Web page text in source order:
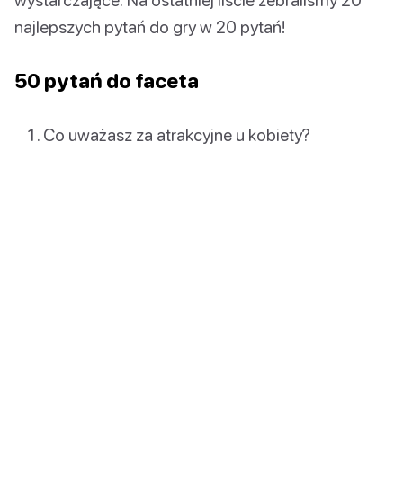
najlepszych pytań do gry w 20 pytań!
50 pytań do faceta
Co uważasz za atrakcyjne u kobiety?